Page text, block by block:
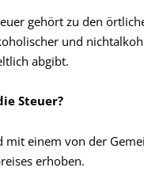
gehört zu den
und
abgibt.
Steuer?
mit einem von der
erhoben.